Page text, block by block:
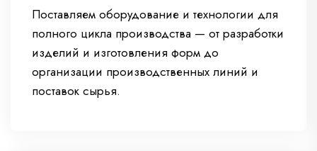
Поставляем оборудование и технологии для
полного цикла производства — от разработки
изделий и изготовления форм до
организации производственных линий и
поставок сырья.